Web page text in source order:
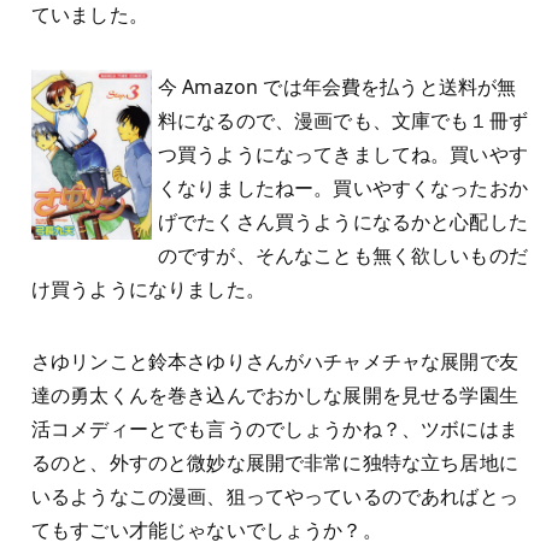
ていました。
今 Amazon では年会費を払うと送料が無
料になるので、漫画でも、文庫でも１冊ず
つ買うようになってきましてね。買いやす
くなりましたねー。買いやすくなったおか
げでたくさん買うようになるかと心配した
のですが、そんなことも無く欲しいものだ
け買うようになりました。
さゆリンこと鈴本さゆりさんがハチャメチャな展開で友
達の勇太くんを巻き込んでおかしな展開を見せる学園生
活コメディーとでも言うのでしょうかね？、ツボにはま
るのと、外すのと微妙な展開で非常に独特な立ち居地に
いるようなこの漫画、狙ってやっているのであればとっ
てもすごい才能じゃないでしょうか？。